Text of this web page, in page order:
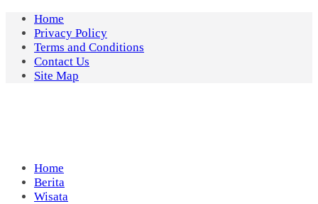
Skip
content
Home
Privacy Policy
Terms and Conditions
Contact Us
Site Map
Home
Berita
Wisata